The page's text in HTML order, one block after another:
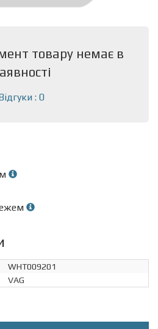
товару немає в
: 0
WHT009201
VAG